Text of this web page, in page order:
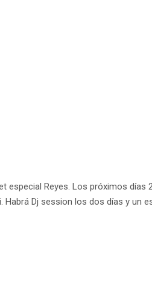
especial Reyes. Los próximos días
Dj session los dos días y un